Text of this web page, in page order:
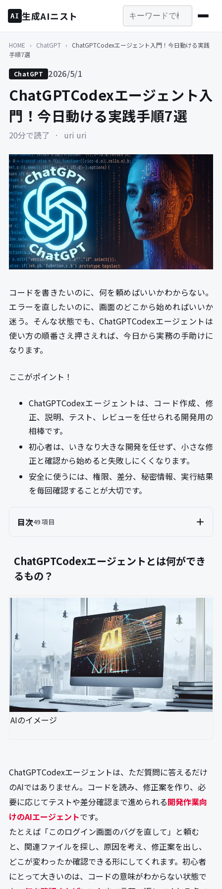
AI 生成AIニスト
HOME › ChatGPT ›
ChatGPTCodexエージェント入門！今日動ける実践
手順7選
ChatGPT 2026/5/1
ChatGPTCodexエージェント入
門！今日動ける実践手順7選
20分で読了 · uri uri
コードを書きたいのに、何を頼めばいいかわからない。
エラーを直したいのに、画面のどこから始めればいいか
迷う。そんな状態でも、ChatGPTCodexエージェントは
使い方の順番さえ押さえれば、今日から実務の手助けに
なります。
ここがポイント！
ChatGPTCodexエージェントは、コード作成、修
正、説明、テスト、レビューを任せられる開発用の
相棒です。
初心者は、いきなり大きな開発を任せず、小さな修
正と確認から始めると失敗しにくくなります。
安全に使うには、権限、差分、秘密情報、実行結果
を毎回確認することが大切です。
目次49 項目
ChatGPTCodexエージェントとは何ができ
るもの？
AIのイメージ
ChatGPTCodexエージェントは、ただ質問に答えるだけ
のAIではありません。コードを読み、修正案を作り、必
要に応じてテストや差分確認まで進められる開発作業向
けのAIエージェントです。
たとえば「このログイン画面のバグを直して」と頼む
と、関連ファイルを探し、原因を考え、修正案を出し、
どこが変わったか確認できる形にしてくれます。初心者
にとって大きいのは、コードの意味がわからない状態で